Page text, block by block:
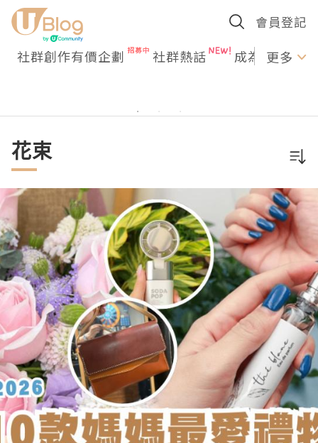
會員登記
社群創作有價企劃 社群熱話 成為U更多
花束